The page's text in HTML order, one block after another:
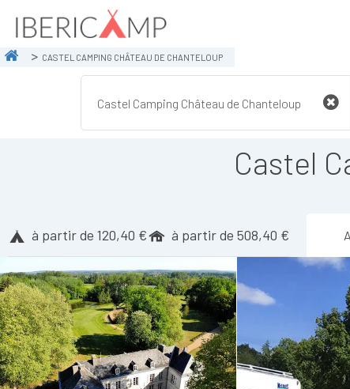
CASTEL CAMPING CHÂTEAU DE CHANTELOUP
Castel
à partir de 120,40 € à partir de 508,40 €